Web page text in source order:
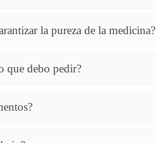
la pureza de la medicina?
que debo pedir?